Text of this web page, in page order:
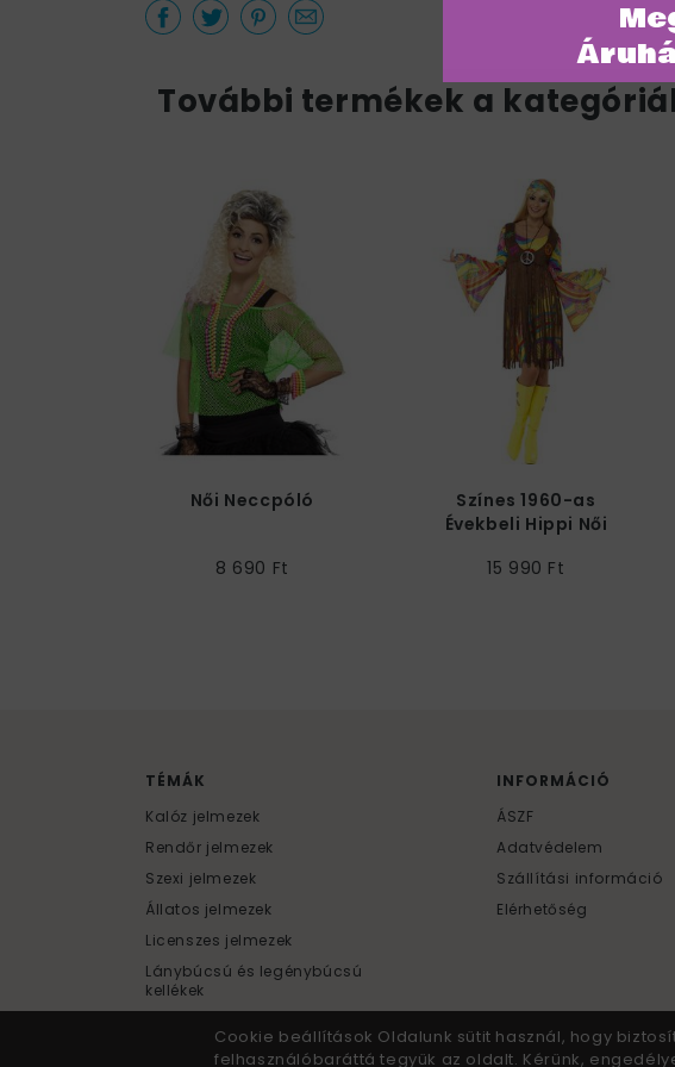
További termékek a
Női Neccpóló
8 690 Ft
Színes 1960-as
Évekbeli Hippi Női
15 990 Ft
TÉMÁK
Kalóz jelmezek
Rendőr jelmezek
Szexi jelmezek
Állatos jelmezek
Licenszes jelmezek
Lánybúcsú és legénybúcsú
kellékek
INFORMÁCIÓ
ÁSZF
Adatvédelem
Szállítási információ
Elérhetőség
Cookie beállítások Oldalunk sütit használ, hogy
felhasználóbaráttá tegyük az oldalt. Kérünk,